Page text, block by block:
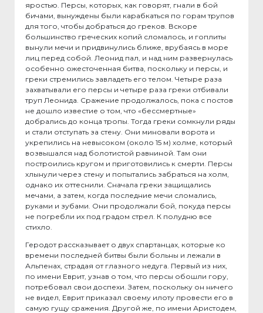
яростью. Персы, которых, как говорят, гнали в бой
бичами, вынуждены были карабкаться по горам трупов
для того, чтобы добраться до греков. Вскоре
большинство греческих копий сломалось, и гоплиты
вынули мечи и придвинулись ближе, врубаясь в море
лиц перед собой. Леонид пал, и над ним развернулась
особенно ожесточенная битва, поскольку и персы, и
греки стремились завладеть его телом. Четыре раза
захватывали его персы и четыре раза греки отбивали
труп Леонида. Сражение продолжалось, пока с постов
не дошло известие о том, что «бессмертные»
добрались до конца тропы. Тогда греки сомкнули ряды
и стали отступать за стену. Они миновали ворота и
укрепились на невысоком (около 15 м) холме, который
возвышался над болотистой равниной. Там они
построились кругом и приготовились к смерти. Персы
хлынули через стену и попытались забраться на холм,
однако их оттеснили. Сначала греки защищались
мечами, а затем, когда последние мечи сломались,
руками и зубами. Они продолжали бой, покуда персы
не погребли их под градом стрел. К полудню все
стихло.
Геродот рассказывает о двух спартанцах, которые ко
времени последней битвы были больны и лежали в
Альпенах, страдая от глазного недуга. Первый из них,
по имени Еврит, узнав о том, что персы обошли гору,
потребовал свои доспехи. Затем, поскольку он ничего
не видел, Еврит приказал своему илоту провести его в
самую гущу сражения. Другой же, по имени Аристодем,